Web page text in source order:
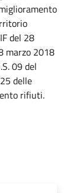
del 28
marzo 2018
09 del
delle
rifiuti.